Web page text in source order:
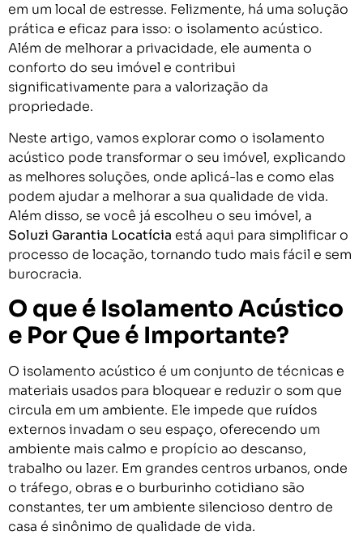
em um local de estresse. Felizmente, há uma solução
prática e eficaz para isso: o isolamento acústico.
Além de melhorar a privacidade, ele aumenta o
conforto do seu imóvel e contribui
significativamente para a valorização da
propriedade.
Neste artigo, vamos explorar como o isolamento
acústico pode transformar o seu imóvel, explicando
as melhores soluções, onde aplicá-las e como elas
podem ajudar a melhorar a sua qualidade de vida.
Além disso, se você já escolheu o seu imóvel, a
Soluzi Garantia Locatícia está aqui para simplificar o
processo de locação, tornando tudo mais fácil e sem
burocracia.
O que é Isolamento Acústico
e Por Que é Importante?
O isolamento acústico é um conjunto de técnicas e
materiais usados para bloquear e reduzir o som que
circula em um ambiente. Ele impede que ruídos
externos invadam o seu espaço, oferecendo um
ambiente mais calmo e propício ao descanso,
trabalho ou lazer. Em grandes centros urbanos, onde
o tráfego, obras e o burburinho cotidiano são
constantes, ter um ambiente silencioso dentro de
casa é sinônimo de qualidade de vida.